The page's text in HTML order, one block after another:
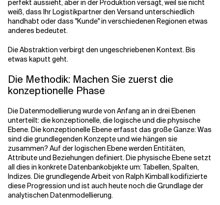
perfekt aussieht, aber in der Produktion versagt, weil sie nicht
weiß, dass Ihr Logistikpartner den Versand unterschiedlich
handhabt oder dass "Kunde" in verschiedenen Regionen etwas
anderes bedeutet.
Die Abstraktion verbirgt den ungeschriebenen Kontext. Bis
etwas kaputt geht.
Die Methodik: Machen Sie zuerst die
konzeptionelle Phase
Die Datenmodellierung wurde von Anfang an in drei Ebenen
unterteilt: die konzeptionelle, die logische und die physische
Ebene. Die konzeptionelle Ebene erfasst das große Ganze: Was
sind die grundlegenden Konzepte und wie hängen sie
zusammen? Auf der logischen Ebene werden Entitäten,
Attribute und Beziehungen definiert. Die physische Ebene setzt
all dies in konkrete Datenbankobjekte um: Tabellen, Spalten,
Indizes. Die grundlegende Arbeit von Ralph Kimball kodifizierte
diese Progression und ist auch heute noch die Grundlage der
analytischen Datenmodellierung.